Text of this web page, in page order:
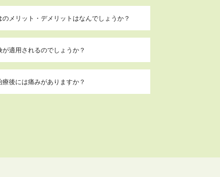
メリット・デメリットはなんでしょうか？
適用されるのでしょうか？
後には痛みがありますか？